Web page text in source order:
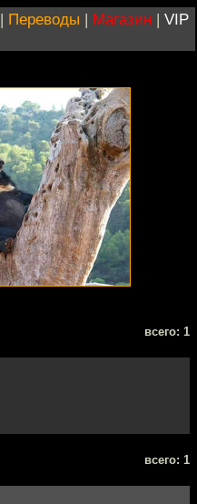
| Переводы | Магазин | VIP
всего: 1
всего: 1